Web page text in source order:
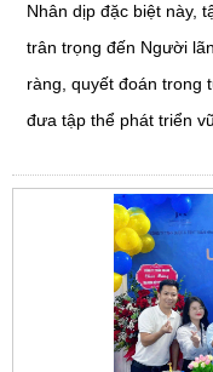
Nhân dịp đặc biệt này,
trân trọng đến Người
ràng, quyết đoán trong
đưa tập thể phát triển